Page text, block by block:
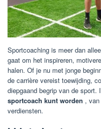
Sportcoaching is meer dan
gaat om het inspireren,
halen. Of je nu met jonge
de carrière vereist toewijding,
diepgaand begrip van de
sportcoach kunt worden ,
verdiensten.